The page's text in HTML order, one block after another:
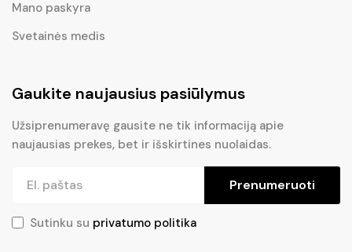
Mano paskyra
Svetainės medis
Gaukite naujausius pasiūlymus
Užsiprenumeravę gausite ne tik informaciją apie
naujausias prekes, bet ir išskirtines nuolaidas.
Prenumeruoti
Sutinku su privatumo politika